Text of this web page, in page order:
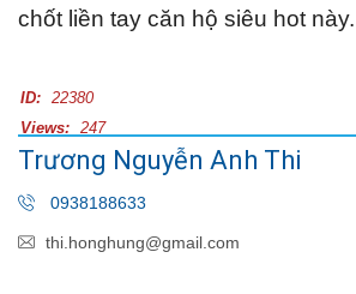
chốt liền tay căn hộ siêu hot này.
ID: 22380
Views: 247
Trương Nguyễn Anh Thi
0938188633
thi.honghung@gmail.com